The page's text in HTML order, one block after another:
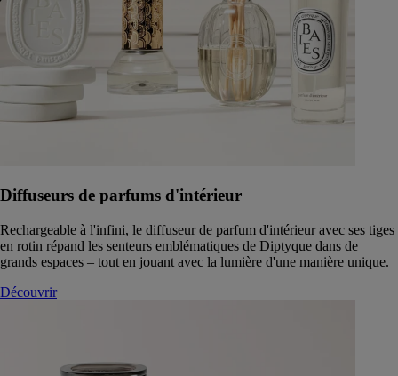
Diffuseurs de parfums d'intérieur
Rechargeable à l'infini, le diffuseur de parfum d'intérieur avec ses tiges
en rotin répand les senteurs emblématiques de Diptyque dans de
grands espaces – tout en jouant avec la lumière d'une manière unique.
Découvrir